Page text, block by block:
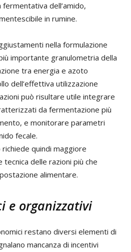
fermentativa dell’amido,
in rumine.
nella formulazione
importante granulometria della
tra energia e azoto
dell’effettiva utilizzazione
può risultare utile integrare
da fermentazione più
e monitorare parametri
fecale.
quindi maggiore
delle razioni più che
alimentare.
e organizzativi
restano diversi elementi di
mancanza di incentivi